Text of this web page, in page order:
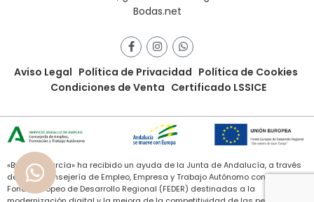
Aviso Legal Política de Privacidad Política de Cookies
Condiciones de Venta Certificado LSSICE
«ByEstherGarcía» ha recibido un ayuda de la Junta de Andalucía, a través
de de la Consejería de Empleo, Empresa y Trabajo Autónomo con cargo al
Fondo Europeo de Desarrollo Regional (FEDER) destinadas a la